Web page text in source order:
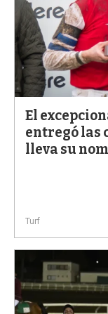
El
entregó las
lleva su
Turf